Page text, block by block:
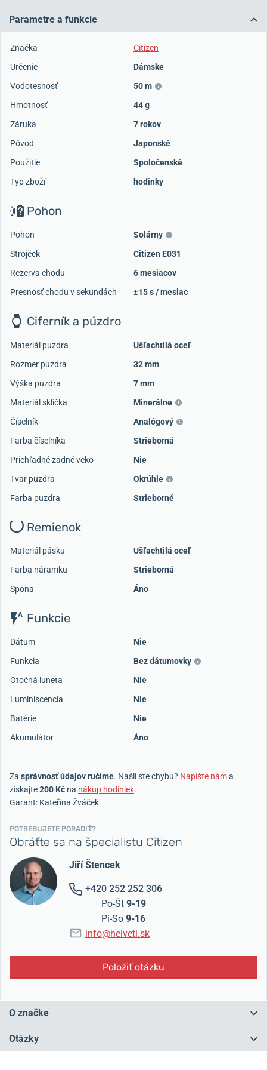
Parametre a funkcie
Značka
Citizen
Určenie
Dámske
Vodotesnosť
50 m
Hmotnosť
44 g
Záruka
7 rokov
Pôvod
Japonské
Použitie
Spoločenské
Typ zboží
hodinky
Pohon
Pohon
Solárny
Strojček
Citizen E031
Rezerva chodu
6 mesiacov
Presnosť chodu v sekundách
±15 s / mesiac
Ciferník a púzdro
Materiál puzdra
Ušľachtilá oceľ
Rozmer puzdra
32 mm
Výška puzdra
7 mm
Materiál sklíčka
Minerálne
Číselník
Analógový
Farba číselníka
Strieborná
Priehľadné zadné veko
Nie
Tvar puzdra
Okrúhle
Farba puzdra
Strieborné
Remienok
Materiál pásku
Ušľachtilá oceľ
Farba náramku
Strieborná
Spona
Áno
Funkcie
Dátum
Nie
Funkcia
Bez dátumovky
Otočná luneta
Nie
Luminiscencia
Nie
Batérie
Nie
Akumulátor
Áno
Za správnosť údajov ručíme. Našli ste chybu? Napíšte náma
získajte200 Kč na nákup hodiniek.
Garant: Kateřina Žváček
POTREBUJETE PORADIŤ?
Obráťte sa na špecialistu Citizen
Jiří Štencek
+420 252 252 306
Po-Št 9-19
Pi-So 9-16
info@helveti.sk
Položiť otázku
O značke
a postupom času sa stali
Otázky